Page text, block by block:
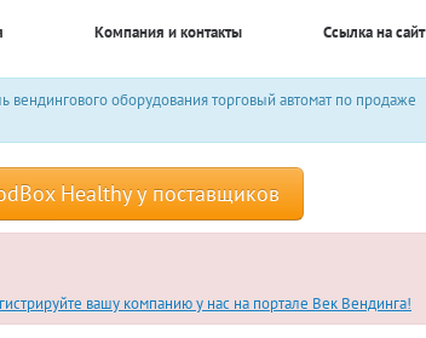
Компания и контакты Ссылка на сайт
оборудования торговый автомат по продаже
Healthy у поставщиков
вашу компанию у нас на портале Век Вендинга!